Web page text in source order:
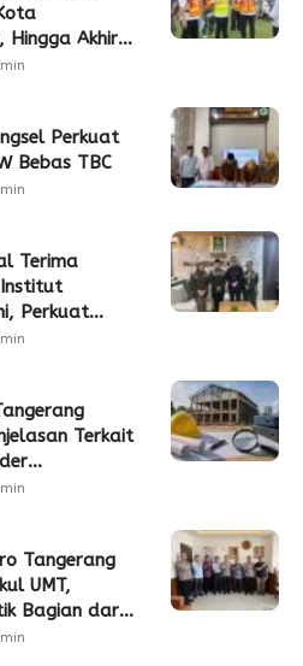
Hingga Akhir
Perkuat
Bebas TBC
Terima
Institut
Perkuat
SDM Kota
Terkait
Eks Pabrik
Tangerang
UMT,
Bagian dari